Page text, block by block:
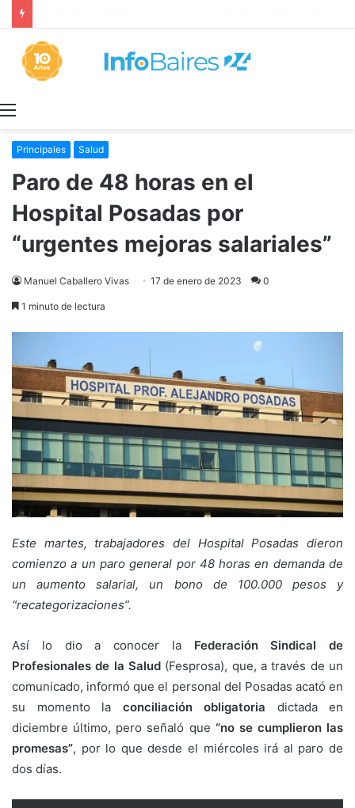
Principales Salud
Paro de 48 horas en el
Hospital Posadas por
“urgentes mejoras salariales”
Manuel Caballero Vivas 17 de enero de 2023 0
1 minuto de lectura
Este martes, trabajadores del Hospital Posadas dieron
comienzo a un paro general por 48 horas en demanda de
un aumento salarial, un bono de 100.000 pesos y
“recategorizaciones”.
Así lo dio a conocer la Federación Sindical de
Profesionales de la Salud (Fesprosa), que, a través de un
comunicado, informó que el personal del Posadas acató en
su momento la conciliación obligatoria dictada en
diciembre último, pero señaló que “no se cumplieron las
promesas”, por lo que desde el miércoles irá al paro de
dos días.